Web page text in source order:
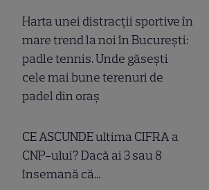
Harta unei distracții sportive în
mare trend la noi în București:
padle tennis. Unde găsești
cele mai bune terenuri de
padel din oraș
CE ASCUNDE ultima CIFRA a
CNP-ului? Dacă ai 3 sau 8
însemană că...